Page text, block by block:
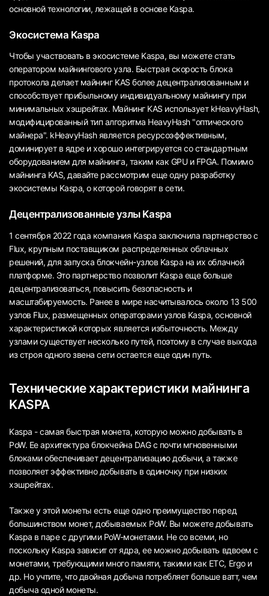
основной технологии, лежащей в основе Kaspa.
Экосистема Kaspa
Чтобы участвовать в экосистеме Kaspa, вы можете стать
оператором майнингового узла. Быстрая скорость блока
протокола делает майнинг KAS более децентрализованным и
способствует прибыльному индивидуальному майнингу при
минимальных хэшрейтах. Майнинг KAS использует kHeavyHash,
модифицированный тип алгоритма HeavyHash "оптического
майнера". kHeavyHash является ресурсоэффективным,
доминирует в ядре и хорошо интегрируется со стандартным
оборудованием для майнинга, таким как GPU и FPGA. Помимо
майнинга KAS, давайте рассмотрим еще одну разработку
экосистемы Kaspa, о которой говорят в сети.
Децентрализованные узлы Kaspa
1 сентября 2022 года компания Kaspa заключила партнерство с
Flux, крупным поставщиком распределенных облачных
решений, для запуска блокчейн-узлов Kaspa на их облачной
платформе. Это партнерство позволит Kaspa еще больше
децентрализоваться, повысить безопасность и
масштабируемость. Ранее в мире насчитывалось около 13 500
узлов Flux, размещенных операторами узлов Kaspa, основной
характеристикой которых является избыточность. Между
узлами существует несколько путей, поэтому в случае выхода
из строя одного звена сети остается еще один путь.
Технические характеристики майнинга
KASPA
Kaspa - самая быстрая монета, которую можно добывать в
PoW. Ее архитектура блокчейна DAG с почти мгновенными
блоками обеспечивает децентрализацию добычи, а также
позволяет эффективно добывать в одиночку при низких
хэшрейтах.
Также у этой монеты есть еще одно преимущество перед
большинством монет, добываемых PoW. Вы можете добывать
Kaspa в паре с другими PoW-монетами. Не со всеми, но
поскольку Kaspa зависит от ядра, ее можно добывать вдвоем с
монетами, требующими много памяти, такими как ETC, Ergo и
др. Но учтите, что двойная добыча потребляет больше ватт, чем
добыча одной монеты.